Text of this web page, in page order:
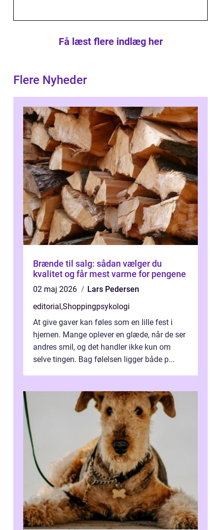
Få læst flere indlæg her
Flere Nyheder
Brænde til salg: sådan vælger du
kvalitet og får mest varme for pengene
02 maj 2026
Lars Pedersen
editorial ,Shoppingpsykologi
At give gaver kan føles som en lille fest i
hjernen. Mange oplever en glæde, når de ser
andres smil, og det handler ikke kun om
selve tingen. Bag følelsen ligger både p...